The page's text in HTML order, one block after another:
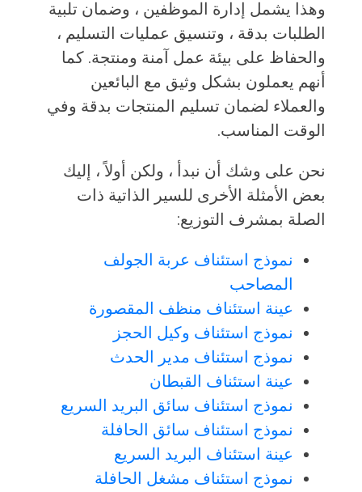
وهذا يشمل إدارة الموظفين ، وضمان تلبية
الطلبات بدقة ، وتنسيق عمليات التسليم ،
والحفاظ على بيئة عمل آمنة ومنتجة. كما
أنهم يعملون بشكل وثيق مع البائعين
والعملاء لضمان تسليم المنتجات بدقة وفي
الوقت المناسب.
نحن على وشك أن نبدأ ، ولكن أولاً ، إليك
بعض الأمثلة الأخرى للسير الذاتية ذات
الصلة بمشرف التوزيع:
نموذج استئناف عربة الجولف
المصاحب
عينة استئناف منظف المقصورة
نموذج استئناف وكيل الحجز
نموذج استئناف مدير الحدث
عينة استئناف القبطان
نموذج استئناف سائق البريد السريع
نموذج استئناف سائق الحافلة
عينة استئناف البريد السريع
نموذج استئناف مشغل الحافلة